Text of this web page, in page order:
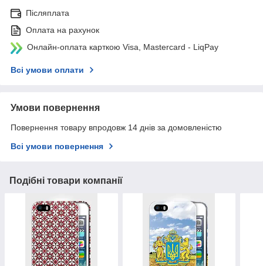
Післяплата
Оплата на рахунок
Онлайн-оплата карткою Visa, Mastercard - LiqPay
Всі умови оплати
Умови повернення
Повернення товару впродовж 14 днів за домовленістю
Всі умови повернення
Подібні товари компанії